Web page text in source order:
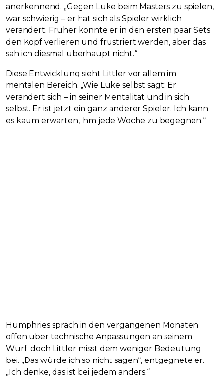
anerkennend. „Gegen Luke beim Masters zu spielen,
war schwierig – er hat sich als Spieler wirklich
verändert. Früher konnte er in den ersten paar Sets
den Kopf verlieren und frustriert werden, aber das
sah ich diesmal überhaupt nicht.“
Diese Entwicklung sieht Littler vor allem im
mentalen Bereich. „Wie Luke selbst sagt: Er
verändert sich – in seiner Mentalität und in sich
selbst. Er ist jetzt ein ganz anderer Spieler. Ich kann
es kaum erwarten, ihm jede Woche zu begegnen.“
Humphries sprach in den vergangenen Monaten
offen über technische Anpassungen an seinem
Wurf, doch Littler misst dem weniger Bedeutung
bei. „Das würde ich so nicht sagen“, entgegnete er.
„Ich denke, das ist bei jedem anders.“